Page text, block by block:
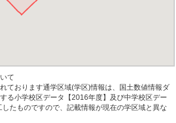
て
ております通学区域(学区)情報は、国土数値情報ダ
る小学校区データ【2016年度】及び中学校区デー
たものですので、記載情報が現在の学区域と異な